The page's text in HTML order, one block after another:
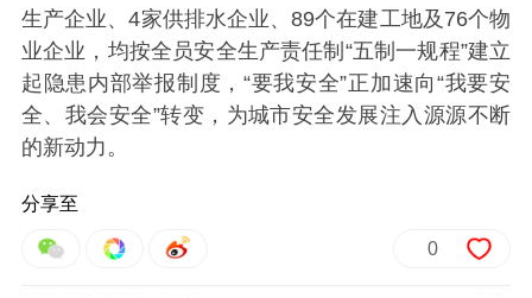
生产企业、4家供排水企业、89个在建工地及76个物
业企业，均按全员安全生产责任制“五制一规程”建立
起隐患内部举报制度，“要我安全”正加速向“我要安
全、我会安全”转变，为城市安全发展注入源源不断
的新动力。
分享至
0